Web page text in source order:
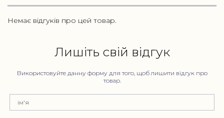
Немає відгуків про цей товар.
Лишіть свій відгук
Використовуйте данну форму для того, щоб лишити відгук про
товар.